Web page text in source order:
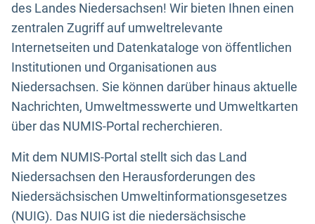
des Landes Niedersachsen! Wir bieten Ihnen einen
zentralen Zugriff auf umweltrelevante
Internetseiten und Datenkataloge von öffentlichen
Institutionen und Organisationen aus
Niedersachsen. Sie können darüber hinaus aktuelle
Nachrichten, Umweltmesswerte und Umweltkarten
über das NUMIS-Portal recherchieren.
Mit dem NUMIS-Portal stellt sich das Land
Niedersachsen den Herausforderungen des
Niedersächsischen Umweltinformationsgesetzes
(NUIG). Das NUIG ist die niedersächsische